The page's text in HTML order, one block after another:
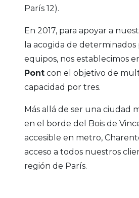
París 12).
En 2017, para apoyar a
la acogida de determinados
equipos, nos establecimos
Pont con el objetivo de
capacidad por tres.
Más allá de ser una ciudad
en el borde del Bois de
accesible en metro,
acceso a todos nuestros
región de París.